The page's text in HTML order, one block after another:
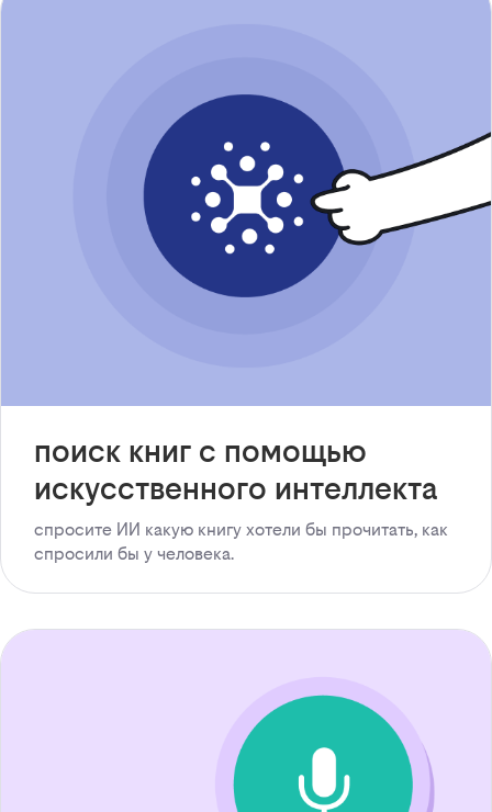
поиск книг с помощью
искусственного интеллекта
спросите ИИ какую книгу хотели бы прочитать, как
спросили бы у человека.